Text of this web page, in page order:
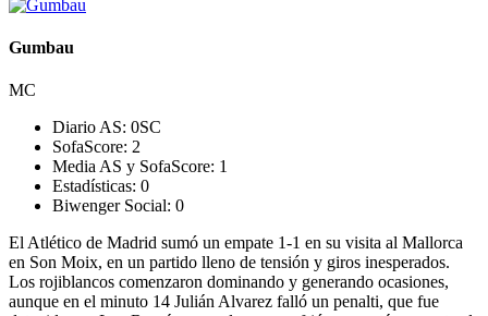
Gumbau
MC
Diario AS: 0SC
SofaScore: 2
Media AS y SofaScore: 1
Estadísticas: 0
Biwenger Social: 0
El Atlético de Madrid sumó un empate 1-1 en su visita al Mallorca
en Son Moix, en un partido lleno de tensión y giros inesperados.
Los rojiblancos comenzaron dominando y generando ocasiones,
aunque en el minuto 14 Julián Alvarez falló un penalti, que fue